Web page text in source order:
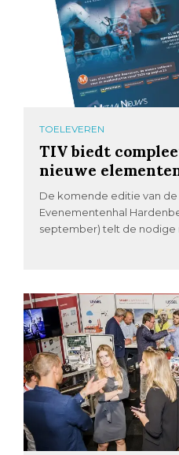
TOELEVEREN
TIV biedt
nieuwe
De komende editie van de
Evenementenhal
september) telt de nodige